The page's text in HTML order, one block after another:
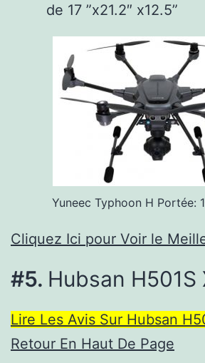
de 17 ”x21.2″ x12.5”
Yuneec Typhoon H Portée:
Cliquez Ici pour Voir le
#5. Hubsan H501S
Lire Les Avis Sur Hubsan
Retour En Haut De Page